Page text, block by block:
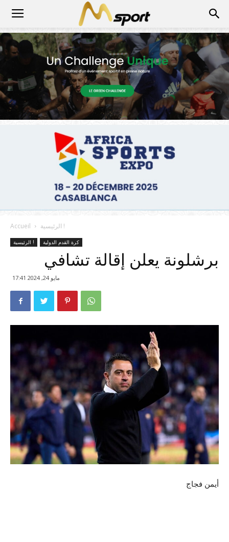
Accueil الرئيسية !
الرئيسية ! كرة القدم الدولية
برشلونة يعلن إقالة تشافي
مايو 24, 2024 17:41
أيمن فجاج